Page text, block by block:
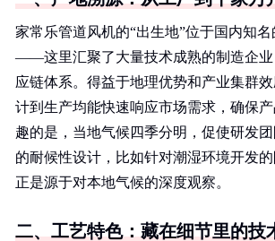
家常乐管道风机的“出生地”位于国内知
——这里汇聚了大量技术成熟的制造企业
应链体系。得益于地理优势和产业集群
计到生产均能快速响应市场需求，确保
趣的是，当地气候四季分明，促使研发
的耐候性设计，比如针对潮湿环境开发的
正是源于对本地气候的深度观察。
二、工艺特色：藏在细节里的技